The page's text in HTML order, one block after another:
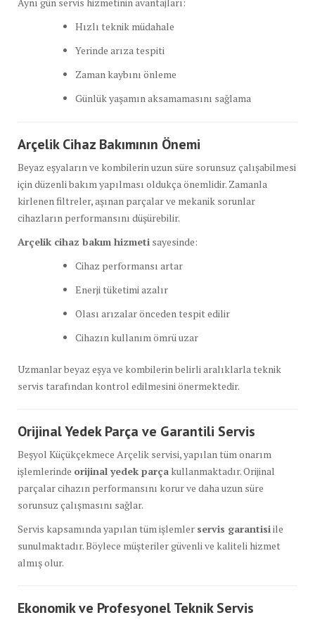
Hızlı teknik müdahale
Yerinde arıza tespiti
Zaman kaybını önleme
Günlük yaşamın aksamamasını sağlama
Arçelik Cihaz Bakımının Önemi
Beyaz eşyaların ve kombilerin uzun süre sorunsuz çalışabilmesi
için düzenli bakım yapılması oldukça önemlidir. Zamanla
kirlenen filtreler, aşınan parçalar ve mekanik sorunlar
cihazların performansını düşürebilir.
Arçelik cihaz bakım hizmeti sayesinde:
Cihaz performansı artar
Enerji tüketimi azalır
Olası arızalar önceden tespit edilir
Cihazın kullanım ömrü uzar
Uzmanlar beyaz eşya ve kombilerin belirli aralıklarla teknik
servis tarafından kontrol edilmesini önermektedir.
Orijinal Yedek Parça ve Garantili Servis
Beşyol Küçükçekmece Arçelik servisi, yapılan tüm onarım
işlemlerinde orijinal yedek parça kullanmaktadır. Orijinal
parçalar cihazın performansını korur ve daha uzun süre
sorunsuz çalışmasını sağlar.
Servis kapsamında yapılan tüm işlemler servis garantisiile
sunulmaktadır. Böylece müşteriler güvenli ve kaliteli hizmet
almış olur.
Ekonomik ve Profesyonel Teknik Servis